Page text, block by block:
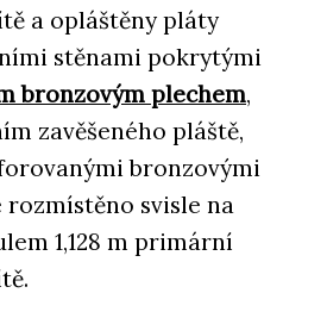
a opláštěny pláty
stěnami pokrytými
bronzovým plechem,
zavěšeného pláště,
bronzovými
rozmístěno svisle na
1,128 m primární